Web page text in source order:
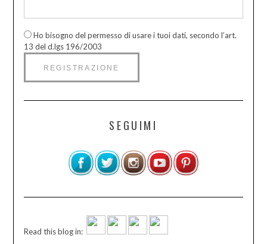
Ho bisogno del permesso di usare i tuoi dati, secondo l’art.
13 del d.lgs 196/2003
SEGUIMI
Read this blog in: